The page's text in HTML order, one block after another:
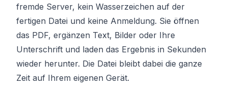
fremde Server, kein Wasserzeichen auf der
fertigen Datei und keine Anmeldung. Sie öffnen
das PDF, ergänzen Text, Bilder oder Ihre
Unterschrift und laden das Ergebnis in Sekunden
wieder herunter. Die Datei bleibt dabei die ganze
Zeit auf Ihrem eigenen Gerät.